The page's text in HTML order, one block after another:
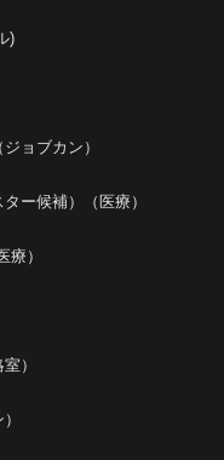
)
ョブカン）
ー候補）（医療）
）
）